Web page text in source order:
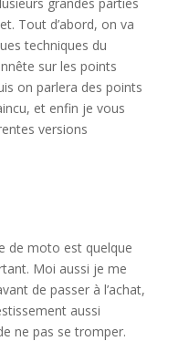
Tout d’abord, on va
techniques du
sur les points
on parlera des points
et enfin je vous
versions
de moto est quelque
Moi aussi je me
de passer à l’achat,
aussi
ne pas se tromper.